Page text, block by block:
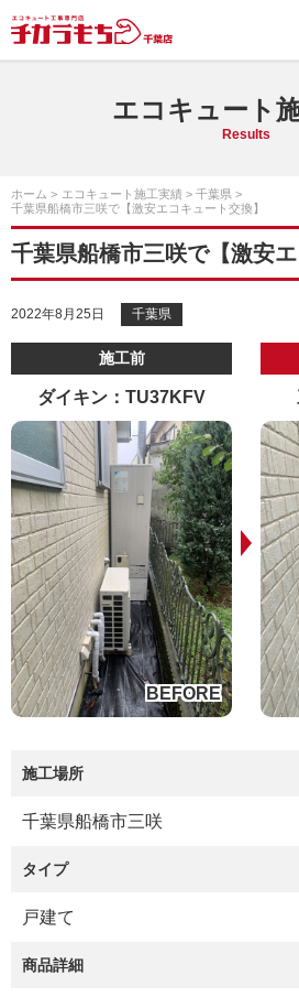
エコキュート
Results
ホーム エコキュート施工実績
千葉県
千葉県船橋市三咲で【激安エコキュート交換】
千葉県船橋市三咲で【激安エ
2022年8月25日 千葉県
施工前
ダイキン：TU37KFV
施工場所
千葉県船橋市三咲
タイプ
戸建て
商品詳細